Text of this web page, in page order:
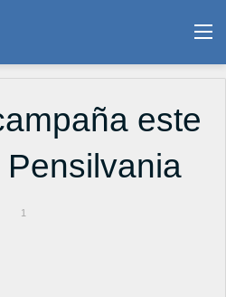
este
1